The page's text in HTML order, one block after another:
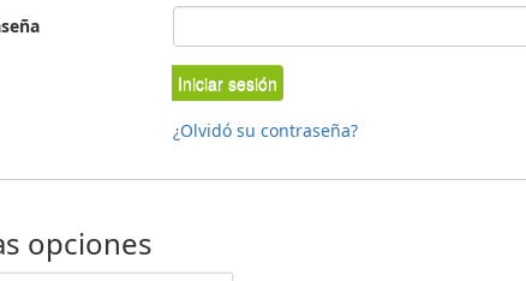
Iniciar sesión
¿Olvidó su contraseña?
opciones